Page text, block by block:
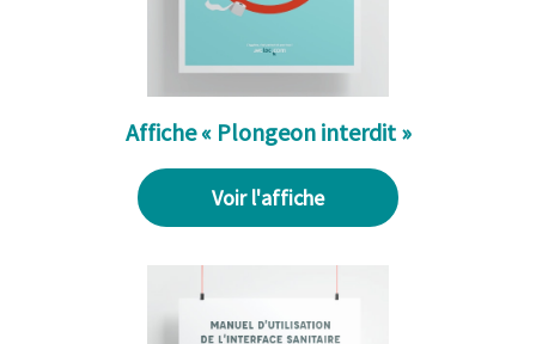
Affiche « Plongeon interdit »
Voir l'affiche